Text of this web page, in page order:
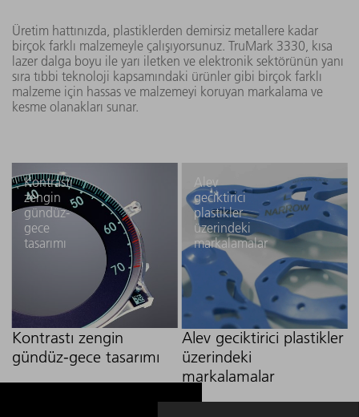
Üretim hattınızda, plastiklerden demirsiz metallere kadar
birçok farklı malzemeyle çalışıyorsunuz. TruMark 3330, kısa
lazer dalga boyu ile yarı iletken ve elektronik sektörünün yanı
sıra tıbbi teknoloji kapsamındaki ürünler gibi birçok farklı
malzeme için hassas ve malzemeyi koruyan markalama ve
kesme olanakları sunar.
Kontrastı
zengin
gündüz-
gece
tasarımı
Kontrastı zengin
gündüz-gece tasarımı
Alev
geciktirici
plastikler
üzerindeki
markalamalar
Alev geciktirici plastikler
üzerindeki
markalamalar